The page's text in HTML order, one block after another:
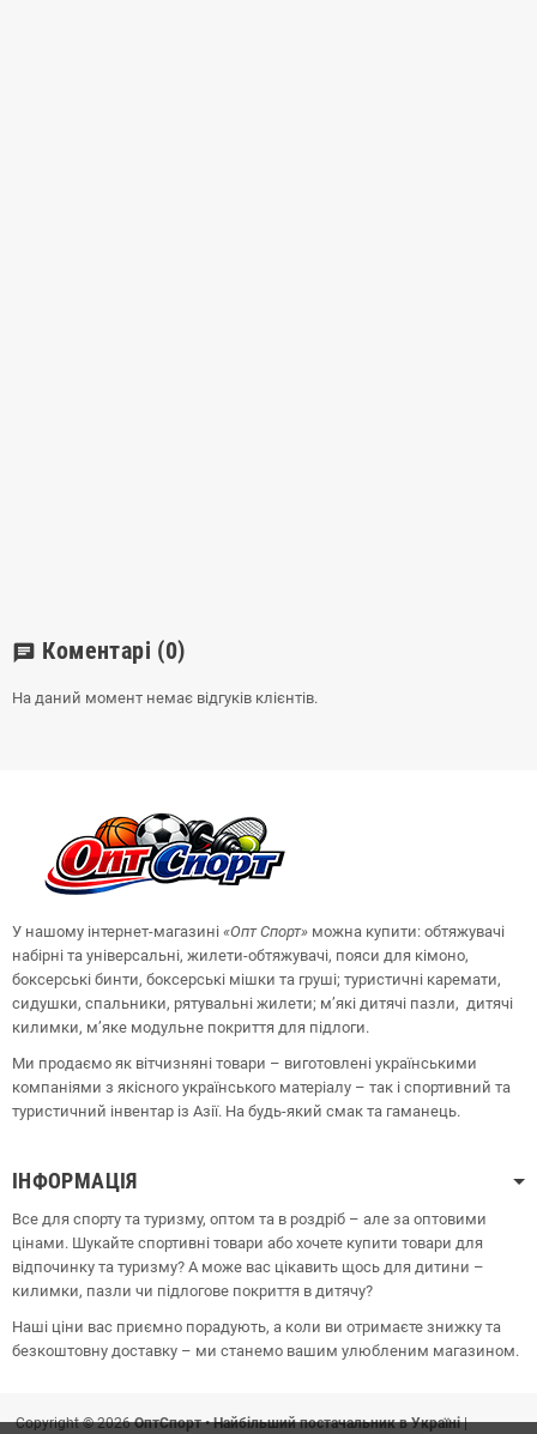
chat Коментарі (0)
На даний момент немає відгуків клієнтів.
У нашому інтернет-магазині «ОптСпорт» можна купити: обтяжувачі
набірні та універсальні, жилети-обтяжувачі, пояси для кімоно,
боксерські бинти, боксерські мішки та груші; туристичні каремати,
сидушки, спальники, рятувальні жилети; м’які дитячі пазли, дитячі
килимки, м’яке модульне покриття для підлоги.
Ми продаємо як вітчизняні товари – виготовлені українськими
компаніями з якісного українського матеріалу – так і спортивний та
туристичний інвентар із Азії. На будь-який смак та гаманець.
ІНФОРМАЦІЯ
Все для спорту та туризму, оптом та в роздріб – але за оптовими
цінами. Шукайте спортивні товари або хочете купити товари для
відпочинку та туризму? А може вас цікавить щось для дитини –
килимки, пазли чи підлогове покриття в дитячу?
Наші ціни вас приємно порадують, а коли ви отримаєте знижку та
безкоштовну доставку – ми станемо вашим улюбленим магазином.
Copyright © 2026ОптСпорт • Найбільший постачальник в Україні|